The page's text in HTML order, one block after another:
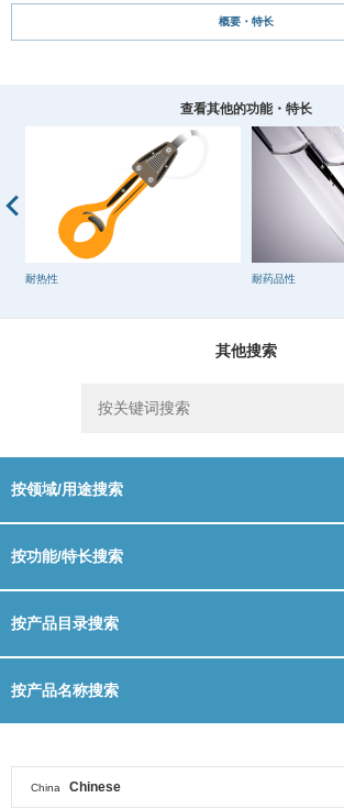
概要・特长
查看其他的功能・特长
耐热性 耐药品性
其他搜索
按领域/用途搜索
按功能/特长搜索
按产品目录搜索
按产品名称搜索
China Chinese